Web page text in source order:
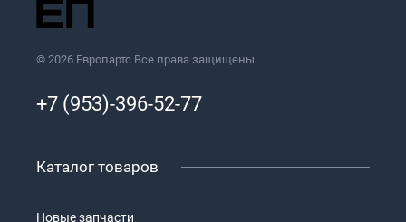
© 2026 Европартс Все права защищены
+7 (953)-396-52-77
Каталог товаров
Новые запчасти